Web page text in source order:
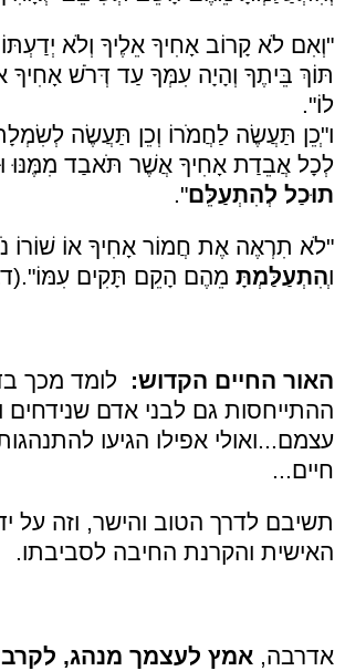
"וְאִם לֹא קָרוֹב אָחִיךָ אֵלֶיךָ וְלֹא
תּוֹךְ בֵּיתֶךָ וְהָיָה עִמְּךָ עַד דְּרֹשׁ אָחִיךָ
לוֹ".
ו"ְכֵן תַּעֲשֶׂה לַחֲמֹרוֹ וְכֵן תַּעֲשֶׂה
לְכָל אֲבֵדַת אָחִיךָ אֲשֶׁר תֹּאבַד מִמֶּנּוּ
תוּכַל לְהִתְעַלֵּם".
"לֹא תִרְאֶה אֶת חֲמוֹר אָחִיךָ אוֹ שׁוֹרוֹ
וְהִתְעַלַּמְתָּ מֵהֶם הָקֵם תָּקִים
האור החיים הקדוש: לומד מכך
ההתייחסות גם לבני אדם
עצמם...ואולי אפילו הגיעו
חיים...
תשיבם לדרך הטוב והישר, וזה על
האישית והקרנת החיבה לסביבתו.
אדרבה, אמץ לעצמך מנהג, לקרב